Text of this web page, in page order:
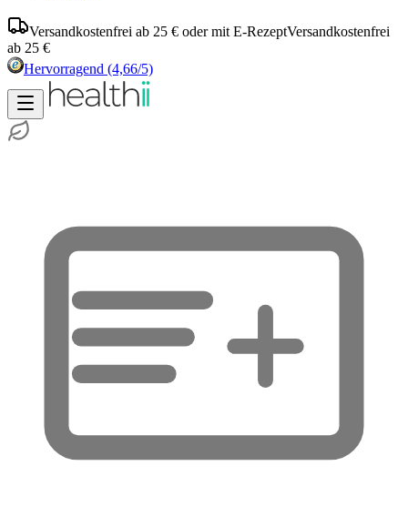
Versandkostenfrei ab 25 € oder mit E-RezeptVersandkostenfrei
ab 25 €
Hervorragend (4,66/5)